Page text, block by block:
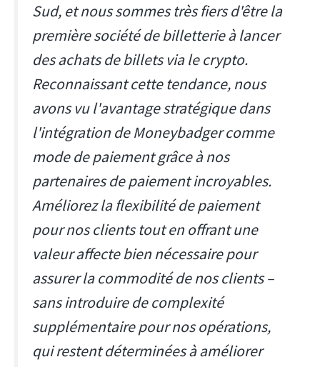
Sud, et nous sommes très fiers d'être la
première société de billetterie à lancer
des achats de billets via le crypto.
Reconnaissant cette tendance, nous
avons vu l'avantage stratégique dans
l'intégration de Moneybadger comme
mode de paiement grâce à nos
partenaires de paiement incroyables.
Améliorez la flexibilité de paiement
pour nos clients tout en offrant une
valeur affecte bien nécessaire pour
assurer la commodité de nos clients –
sans introduire de complexité
supplémentaire pour nos opérations,
qui restent déterminées à améliorer